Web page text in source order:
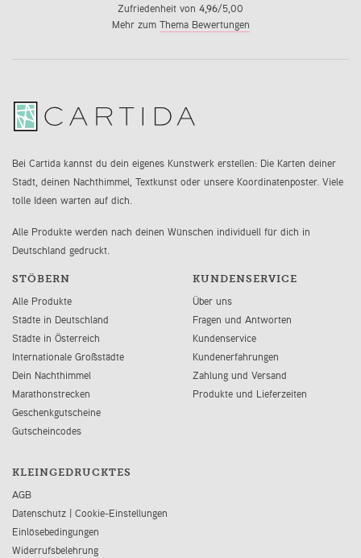
Zufriedenheit von 4,96/5,00
Mehr zum Thema Bewertungen
Bei Cartida kannst du dein eigenes Kunstwerk erstellen: Die Karten deiner
Stadt, deinen Nachthimmel, Textkunst oder unsere Koordinatenposter. Viele
tolle Ideen warten auf dich.
Alle Produkte werden nach deinen Wünschen individuell für dich in
Deutschland gedruckt.
STÖBERN
Alle Produkte
Städte in Deutschland
Städte in Österreich
Internationale Großstädte
Dein Nachthimmel
Marathonstrecken
Geschenkgutscheine
Gutscheincodes
KUNDENSERVICE
Über uns
Fragen und Antworten
Kundenservice
Kundenerfahrungen
Zahlung und Versand
Produkte und Lieferzeiten
KLEINGEDRUCKTES
AGB
Datenschutz | Cookie-Einstellungen
Einlösebedingungen
Widerrufsbelehrung